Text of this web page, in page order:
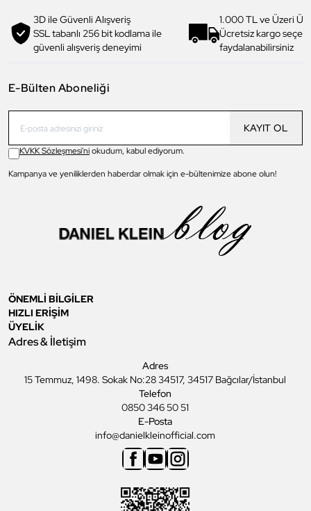
3D ile Güvenli Alışveriş
SSL tabanlı 256 bit kodlama ile
güvenli alışveriş deneyimi
1.000 TL ve Üzeri
Ücretsiz kargo
faydalanabilirsiniz
E-Bülten Aboneliği
KAYIT OL
KVKK Sözleşmesi'niokudum, kabul ediyorum.
Kampanya ve yeniliklerden haberdar olmak için e-bültenimize abone olun!
ÖNEMLİ BİLGİLER
HIZLI ERİŞİM
ÜYELİK
Adres & İletişim
Adres
15 Temmuz, 1498. Sokak No:28 34517, 34517 Bağcılar/İstanbul
Telefon
0850 346 50 51
E-Posta
info@danielkleinofficial.com
Facebook
YoutubeInstagram